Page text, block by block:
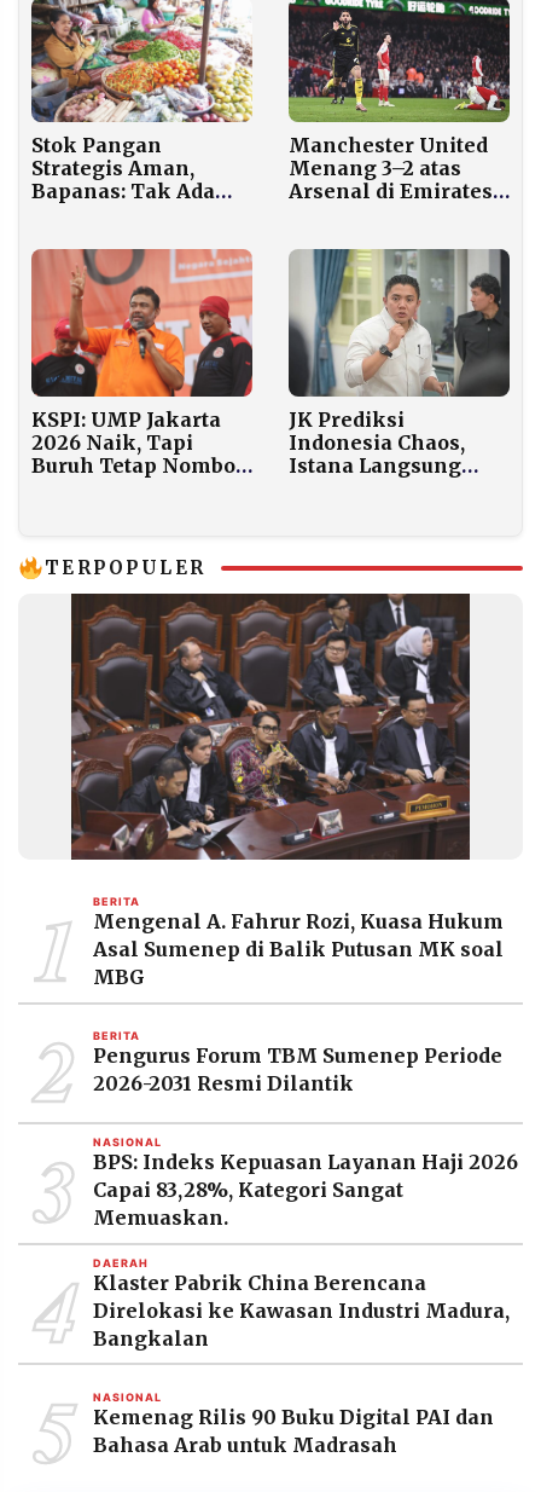
Final Liga 4 Jatim
Stok Pangan
Strategis Aman,
Bapanas: Tak Ada
Manchester United
Menang 3–2 atas
Arsenal di Emirates,
KSPI: UMP Jakarta
2026 Naik, Tapi
Buruh Tetap Nombok
JK Prediksi
Indonesia Chaos,
Istana Langsung
TERPOPULER
1 BERITA
Mengenal A. Fahrur Rozi, Kuasa Hukum
Asal Sumenep di Balik Putusan MK soal
MBG
2 BERITA
Pengurus Forum TBM Sumenep Periode
2026-2031 Resmi Dilantik
3 NASIONAL
BPS: Indeks Kepuasan Layanan Haji 2026
Capai 83,28%, Kategori Sangat
Memuaskan.
4 DAERAH
Klaster Pabrik China Berencana
Direlokasi ke Kawasan Industri Madura,
Bangkalan
5 NASIONAL
Kemenag Rilis 90 Buku Digital PAI dan
Bahasa Arab untuk Madrasah